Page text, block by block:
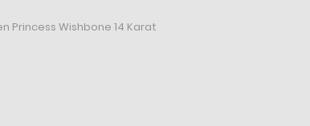
Princess Wishbone 14 Karat